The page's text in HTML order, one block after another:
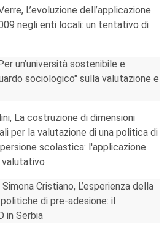
L’evoluzione dell’applicazione
negli enti locali: un tentativo di
un’università sostenibile e
sociologico" sulla valutazione e
La costruzione di dimensioni
per la valutazione di una politica di
scolastica: l'applicazione
valutativo
Cristiano, L’esperienza della
di pre-adesione: il
in Serbia